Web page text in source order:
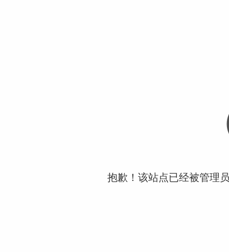
抱歉！该站点已经被管理